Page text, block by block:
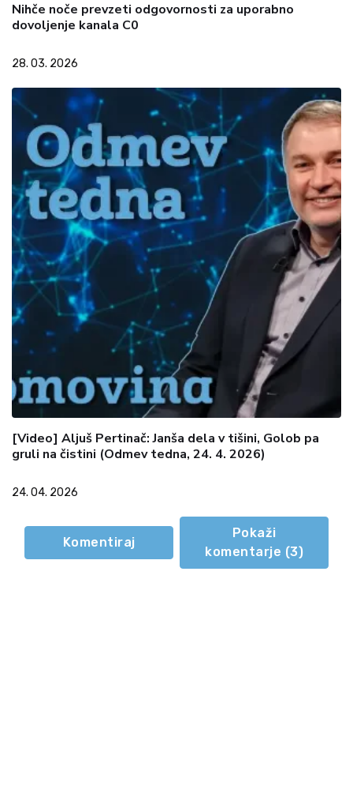
Nihče noče prevzeti odgovornosti za uporabno
dovoljenje kanala C0
28. 03. 2026
[Video] Aljuš Pertinač: Janša dela v tišini, Golob pa
gruli na čistini (Odmev tedna, 24. 4. 2026)
24. 04. 2026
Komentiraj
Pokaži
komentarje (3)